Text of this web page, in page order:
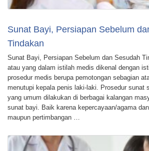
Sunat Bayi, Persiapan Sebelum
Tindakan
Sunat Bayi, Persiapan Sebelum dan Sesudah
atau yang dalam istilah medis dikenal dengan
prosedur medis berupa pemotongan sebagian
menutupi kepala penis laki-laki. Prosedur sunat
yang umum dilakukan di berbagai kalangan
sunat bayi. Baik karena kepercayaan/agama
maupun pertimbangan …